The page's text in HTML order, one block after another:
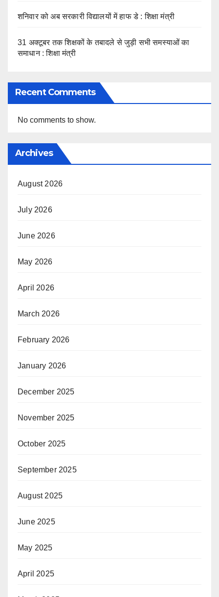
शनिवार को अब सरकारी विद्यालयों में हाफ डे : शिक्षा मंत्री
31 अक्टूबर तक शिक्षकों के तबादले से जुड़ी सभी समस्याओं का
समाधान : शिक्षा मंत्री
Recent Comments
No comments to show.
Archives
August 2026
July 2026
June 2026
May 2026
April 2026
March 2026
February 2026
January 2026
December 2025
November 2025
October 2025
September 2025
August 2025
June 2025
May 2025
April 2025